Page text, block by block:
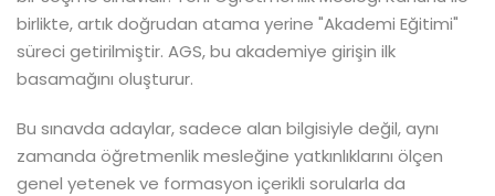
birlikte, artık doğrudan atama yerine "Akademi Eğitimi"
süreci getirilmiştir. AGS, bu akademiye girişin ilk
basamağını oluşturur.
Bu sınavda adaylar, sadece alan bilgisiyle değil, aynı
zamanda öğretmenlik mesleğine yatkınlıklarını ölçen
genel yetenek ve formasyon içerikli sorularla da